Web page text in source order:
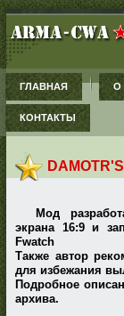
ГЛАВНАЯ О
КОНТАКТЫ
Мод
экрана 16:9 и
Fwatch
Также автор
для избежания
Подробное
архива.